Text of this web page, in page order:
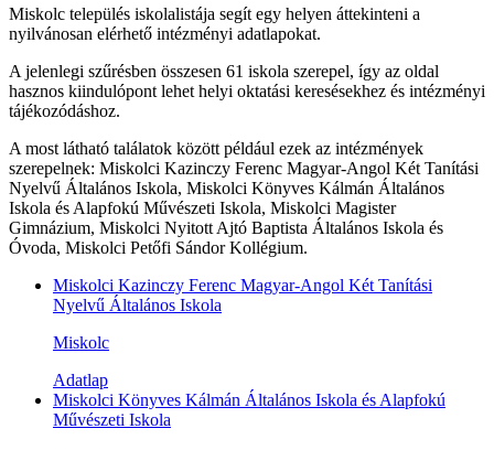
Miskolc település iskolalistája segít egy helyen áttekinteni a
nyilvánosan elérhető intézményi adatlapokat.
A jelenlegi szűrésben összesen 61 iskola szerepel, így az oldal
hasznos kiindulópont lehet helyi oktatási keresésekhez és intézményi
tájékozódáshoz.
A most látható találatok között például ezek az intézmények
szerepelnek: Miskolci Kazinczy Ferenc Magyar-Angol Két Tanítási
Nyelvű Általános Iskola, Miskolci Könyves Kálmán Általános
Iskola és Alapfokú Művészeti Iskola, Miskolci Magister
Gimnázium, Miskolci Nyitott Ajtó Baptista Általános Iskola és
Óvoda, Miskolci Petőfi Sándor Kollégium.
Miskolci Kazinczy Ferenc Magyar-Angol Két Tanítási
Nyelvű Általános Iskola
Miskolc
Adatlap
Miskolci Könyves Kálmán Általános Iskola és Alapfokú
Művészeti Iskola